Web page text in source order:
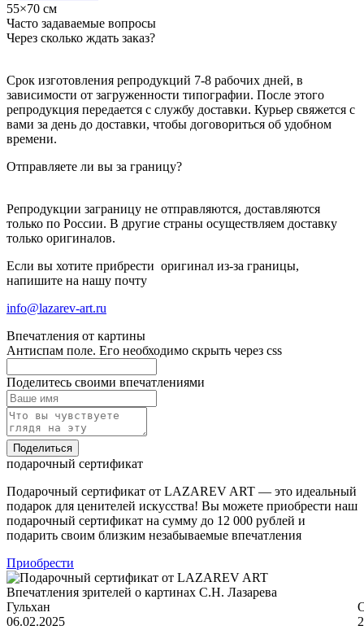
55×70 см
Часто задаваемые вопросы
Через сколько ждать заказ?
Срок изготовления репродукций 7-8 рабочих дней, в
зависимости от загруженности типографии. После этого
репродукция передается с службу доставки. Курьер свяжется с
вами за день до доставки, чтобы договориться об удобном
времени.
Отправляете ли вы за границу?
Репродукции заграницу не отправляются, доставляются
только по России. В другие страны осуществляем доставку
только оригиналов.
Если вы хотите прибрести оригинал из-за границы,
напишите на нашу почту
info@lazarev-art.ru
Впечатления от картины
Антиспам поле. Его необходимо скрыть через css
Поделитесь своими впечатлениями
Поделиться
подарочный сертификат
Подарочный сертификат от LAZAREV ART — это идеальный
подарок для ценителей искусства! Вы можете приобрести наш
подарочный сертификат на сумму до 12 000 рублей и
подарить своим близким незабываемые впечатления
Приобрести
Впечатления зрителей о картинах С.Н. Лазарева
Гульхан
06.02.2025